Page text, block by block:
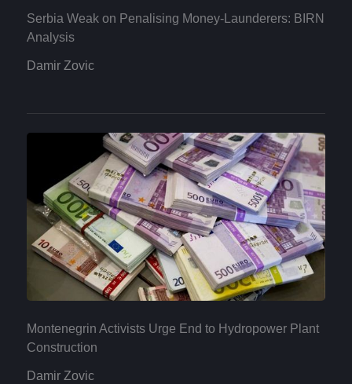
Serbia Weak on Penalising Money-Launderers: BIRN
Analysis
Damir Zovic
Montenegrin Activists Urge End to Hydropower Plant
Construction
Damir Zovic